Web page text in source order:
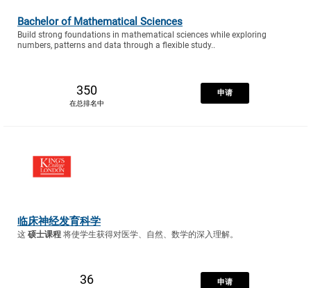
Bachelor of Mathematical Sciences
Build strong foundations in mathematical sciences while exploring
numbers, patterns and data through a flexible study..
350
在总排名中
申请
临床神经发育科学
这 硕士课程 将使学生获得对医学、自然、数学的深入理解。
36 申请